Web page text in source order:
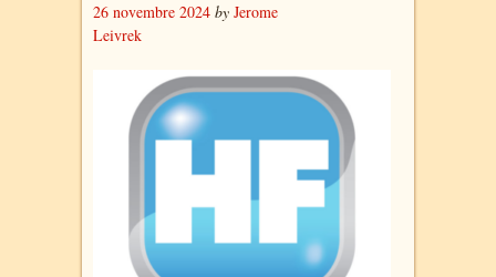
26 novembre 2024 by Jerome
Leivrek